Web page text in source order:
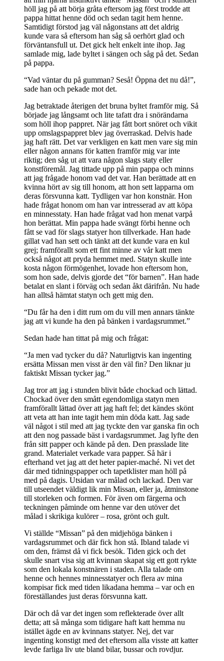
höll jag på att börja gråta eftersom jag först trodde att
pappa hittat henne död och sedan tagit hem henne.
Samtidigt förstod jag väl någonstans att det aldrig
kunde vara så eftersom han såg så oerhört glad och
förväntansfull ut. Det gick helt enkelt inte ihop. Jag
samlade mig, lade byltet i sängen och såg på det. Sedan
på pappa.
“Vad väntar du på gumman? Seså! Öppna det nu då!”,
sade han och pekade mot det.
Jag betraktade återigen det bruna byltet framför mig. Så
började jag långsamt och lite tafatt dra i snörändarna
som höll ihop pappret. När jag fått bort snöret och vikit
upp omslagspappret blev jag överraskad. Delvis hade
jag haft rätt. Det var verkligen en katt men vare sig min
eller någon annans för katten framför mig var inte
riktig; den såg ut att vara någon slags staty eller
konstföremål. Jag tittade upp på min pappa och minns
att jag frågade honom vad det var. Han berättade att en
kvinna hört av sig till honom, att hon sett lapparna om
deras försvunna katt. Tydligen var hon konstnär. Hon
hade frågat honom om han var intresserad av att köpa
en minnesstaty. Han hade frågat vad hon menat varpå
hon berättat. Min pappa hade svängt förbi henne och
fått se vad för slags statyer hon tillverkade. Han hade
gillat vad han sett och tänkt att det kunde vara en kul
grej; framförallt som ett fint minne av vår katt men
också något att pryda hemmet med. Statyn skulle inte
kosta någon förmögenhet, lovade hon eftersom hon,
som hon sade, delvis gjorde det “för barnen”. Han hade
betalat en slant i förväg och sedan åkt därifrån. Nu hade
han alltså hämtat statyn och gett mig den.
“Du får ha den i ditt rum om du vill men annars tänkte
jag att vi kunde ha den på bänken i vardagsrummet.”
Sedan hade han tittat på mig och frågat:
“Ja men vad tycker du då? Naturligtvis kan ingenting
ersätta Missan men visst är den väl fin? Den liknar ju
faktiskt Missan tycker jag.”
Jag tror att jag i stunden blivit både chockad och lättad.
Chockad över den smått egendomliga statyn men
framförallt lättad över att jag haft fel; det kändes skönt
att veta att han inte tagit hem min döda katt. Jag sade
väl något i stil med att jag tyckte den var ganska fin och
att den nog passade bäst i vardagsrummet. Jag lyfte den
från sitt papper och kände på den. Den prasslade lite
grand. Materialet verkade vara papper. Så här i
efterhand vet jag att det heter papier-maché. Ni vet det
där med tidningspapper och tapetklister man höll på
med på dagis. Utsidan var målad och lackad. Den var
till utseendet väldigt lik min Missan, eller ja, åtminstone
till storleken och formen. För även om färgerna och
teckningen påminde om henne var den utöver det
målad i skrikiga kulörer – rosa, grönt och gult.
Vi ställde “Missan” på den midjehöga bänken i
vardagsrummet och där fick hon stå. Ibland talade vi
om den, främst då vi fick besök. Tiden gick och det
skulle snart visa sig att kvinnan skapat sig ett gott rykte
som den lokala konstnären i staden. Alla talade om
henne och hennes minnesstatyer och flera av mina
kompisar fick med tiden likadana hemma – var och en
föreställandes just deras försvunna katt.
Där och då var det ingen som reflekterade över allt
detta; att så många som tidigare haft katt hemma nu
istället ägde en av kvinnans statyer. Nej, det var
ingenting konstigt med det eftersom alla visste att katter
levde farliga liv ute bland bilar, bussar och rovdjur.